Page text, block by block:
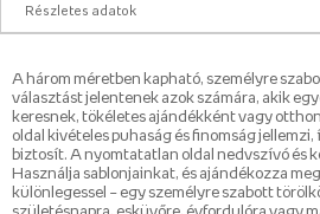
Részletes adatok
A három méretben kapható, személyre
választást jelentenek azok számára, akik
keresnek, tökéletes ajándékként vagy
oldal kivételes puhaság és finomság
biztosít. A nyomtatatlan oldal nedvszívó és
Használja sablonjainkat, és ajándékozza
különlegessel – egy személyre szabott
születésnapra, esküvőre, évfordulóra vagy